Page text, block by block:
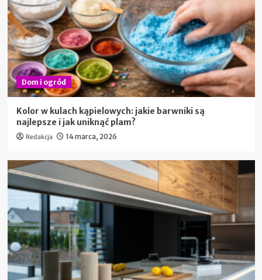
Dom i ogród
Kolor w kulach kąpielowych: jakie barwniki są
najlepsze i jak uniknąć plam?
Redakcja 14 marca, 2026